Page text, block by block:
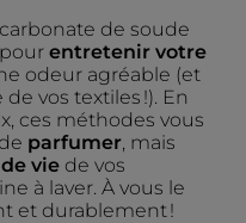
de soude
entretenir votre
odeur agréable (et
vos textiles !). En
ces méthodes vous
parfumer , mais
vie de vos
à laver. À vous le
et durablement !